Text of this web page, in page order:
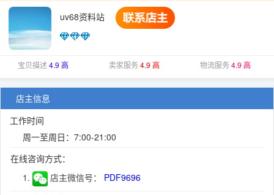
uv68资料站
宝贝描述 4.9 高 卖家服务4.9 高 物流服务4.9 高
店主信息
工作时间
周一至周日：7:00-21:00
在线咨询方式：
1.
店主微信号：
PDF9696